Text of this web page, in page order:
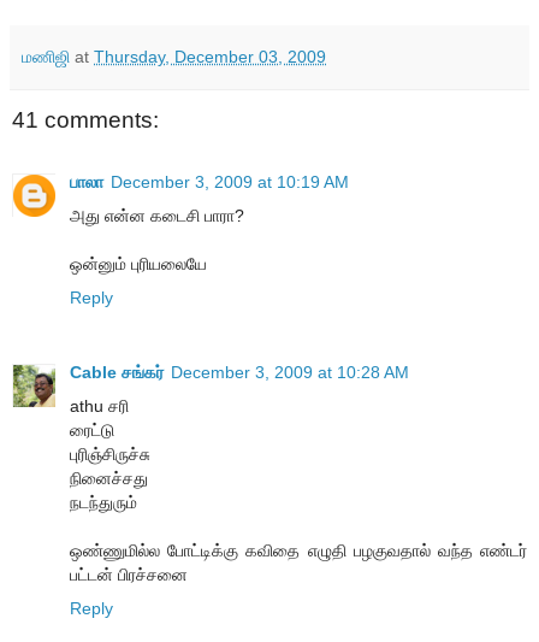
மணிஜி at Thursday, December 03, 2009
41 comments:
பாலா December 3, 2009 at 10:19 AM
அது என்ன கடைசி பாரா?
ஒன்னும் புரியலையே
Reply
Cable சங்கர் December 3, 2009 at 10:28 AM
athu சரி
ரைட்டு
புரிஞ்சிருச்சு
நினைச்சது
நடந்துரும்
ஒண்ணுமில்ல போட்டிக்கு கவிதை எழுதி பழகுவதால் வந்த எண்டர்
பட்டன் பிரச்சனை
Reply